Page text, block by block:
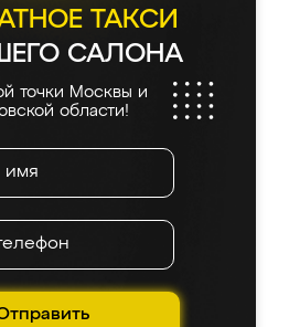
ТАКСИ
САЛОНА
точки Москвы и
области!